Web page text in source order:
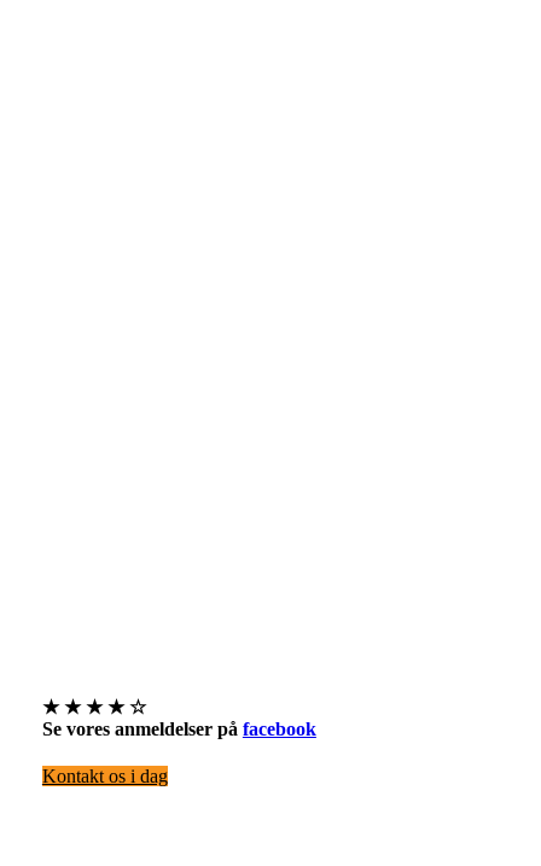
★ ★ ★ ★ ☆
Se vores anmeldelser på facebook
Kontakt os i dag